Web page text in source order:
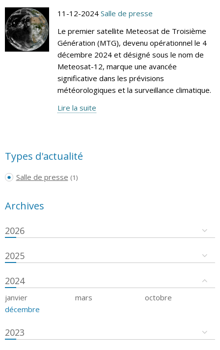
11-12-2024 Salle de presse
Le premier satellite Meteosat de Troisième
Génération (MTG), devenu opérationnel le 4
décembre 2024 et désigné sous le nom de
Meteosat-12, marque une avancée
significative dans les prévisions
météorologiques et la surveillance climatique.
Lire la suite
Types d'actualité
Salle de presse (1)
Archives
2026
2025
2024
janvier mars
octobre
décembre
2023